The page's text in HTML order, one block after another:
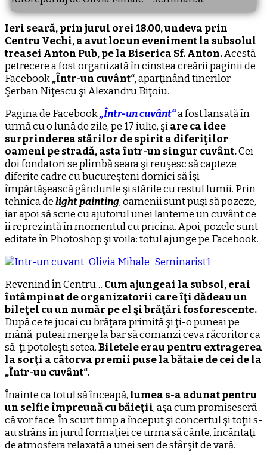
Ieri seară, prin jurul orei 18.00, undeva prin
Centru Vechi, a avut loc un eveniment la subsolul
treasei Anton Pub, pe la Biserica Sf. Anton.Acestă
petrecere a fost organizată în cinstea creării paginii de
Facebook„Într-un cuvânt“,aparţinând tinerilor
Şerban Niţescu şi Alexandru Biţoiu.
Pagina de Facebook„Într-un cuvânt“a fost lansată în
urmă cu o lună de zile, pe 17 iulie, şiare ca idee
surprinderea stărilor de spirit a diferiţilor
oameni pe stradă, asta într-un singur cuvânt.Cei
doi fondatori se plimbă seara şi reuşesc să capteze
diferite cadre cu bucureşteni dornici să îşi
împărtăşească gândurile şi stările cu restul lumii. Prin
tehnica delight painting, oamenii sunt puşi să pozeze,
iar apoi să scrie cu ajutorul unei lanterne un cuvânt ce
îi reprezintă în momentul cu pricina. Apoi, pozele sunt
editate în Photoshop şi voila: totul ajunge pe Facebook.
Revenind în Centru… Cum ajungeai la subsol, erai
întâmpinat de organizatorii care îţi dădeau un
bileţel cu un număr pe el şi brăţări fosforescente.
După ce te jucai cu brăţara primită şi ţi-o puneai pe
mână, puteai merge la bar să comanzi ceva răcoritor ca
să-ţi potoleşti setea.Biletele erau pentru extragerea
la sorţi a câtorva premii puse la bătaie de cei de la
„Într-un cuvânt“.
Înainte ca totul să înceapă, lumea s-a adunat pentru
un selfie împreună cu băieţii, aşa cum promiseseră
că vor face. În scurt timp a început şi concertul şi toţii s-
au strâns în jurul formaţiei ce urma să cânte, încântaţi
de atmosfera relaxată a unei seri de sfârşit de vară.